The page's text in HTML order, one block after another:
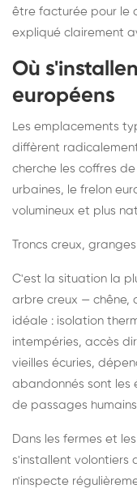
être facturée pour le
expliqué clairement
Où
européens
Les emplacements
diffèrent
cherche les coffres
urbaines, le frelon
volumineux et plus
Troncs creux,
C'est la situation la
arbre creux — chêne,
idéale : isolation
intempéries, accès
vieilles écuries,
abandonnés sont les
de passages
Dans les fermes et
s'installent volontiers
n'inspecte